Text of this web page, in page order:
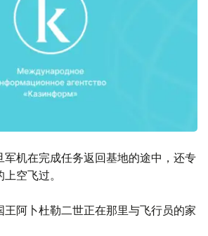
军机在完成任务返回基地的途中，还专
空飞过。
王阿卜杜勒二世正在那里与飞行员的家